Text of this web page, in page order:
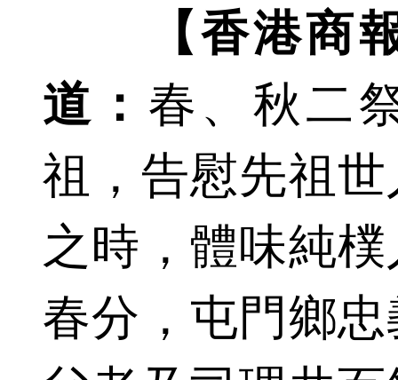
【香港商
道： 春、秋二
祖，告慰先祖
之時，體味純
春分，屯門鄉